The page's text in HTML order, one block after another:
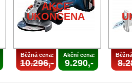
AKCE
UKONČENA
Běžná cena:
10.296,-
Akční cena:
9.290,-